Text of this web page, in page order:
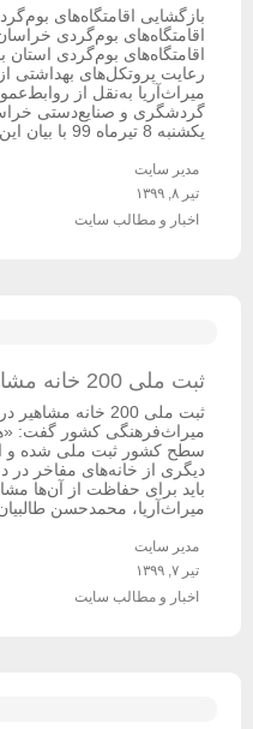
بازگشایی اقامتگاه‌های
اقامتگاه‌های بوم‌گردی
رعایت پروتکل‌های بهداشتی
میراث‌آریا به‌نقل از
گردشگری و صنایع‌دستی
یکشنبه 8 تیرماه 99 با بیان این مطلب تأکید کرد: […]
مدیر سایت
تیر ۸, ۱۳۹۹
اخبار و مطالب سایت
ثبت ملی 200 خانه مشاهیر در سطح کشور
ثبت ملی 200 خانه
سطح کشور ثبت ملی شده و
دیگری از خانه‌های مفاخر در
باید برای حفاظت از آن‌ها
میراث‌آریا، محمدحسن
مدیر سایت
تیر ۷, ۱۳۹۹
اخبار و مطالب سایت